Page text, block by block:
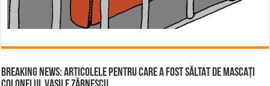
BREAKING NEWS: ARTICOLELE PENTRU CARE A FOST SĂLTAT DE MASCAȚI